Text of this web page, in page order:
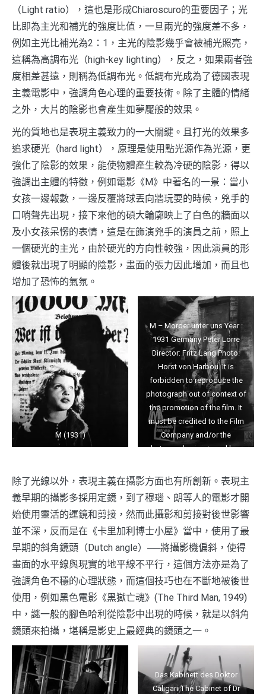
（Light ratio），這也是形成Chiaroscuro的重要因子；光
比即為主光和補光的強度比值，一旦兩光的強度差不多，
例如主光比補光為2：1，主光的陰影幾乎會被補光照亮，
這稱為高調布光（high-key lighting），反之，如果兩者強
度相差甚遠，則稱為低調布光。低調布光成為了德國表現
主義電影中，強調角色心理的重要技術。除了主體的情緒
之外，大片的陰影也會產生如夢魘般的效果。
光的質地也是表現主義致力的一大關鍵。且打光的效果多
追求硬光（hard light），原理是使用點光源作為光源，更
強化了陰影的效果，能使物體產生較為冷硬的陰影，得以
強調出主體的特徵，例如電影《M》中著名的一景：當小
女孩一邊報數，一邊反覆將球丟向牆玩耍的時候，兇手的
口哨聲先出現，接下來他的碩大輪廓映上了白色的牆面以
及小女孩呆愣的表情，這是在飾演兇手的演員之前，照上
一個硬光的主光，由於硬光的方向性較強，因此演員的形
體後就出現了明顯的陰影，畫面的張力因此增加，而且也
增加了恐怖的氣氛。
M (1931)
M – Morder unter uns Year :
1931 Germany Peter Lorre
Director: Fritz Lang Photo:
Horst von Harbou. It is
forbidden to reproduce the
photograph out of context of
the promotion of the film. It
must be credited to the Film
Company and/or the
photographer assigned by or
set by the Film Company.
Photo12 does not grant
publicity rights of the persons
represented.
除了光線以外，表現主義在攝影方面也有所創新。表現主
義早期的攝影多採用定鏡，到了穆瑙、朗等人的電影才開
始使用靈活的運鏡和剪接，然而此攝影和剪接對後世影響
並不深，反而是在《卡里加利博士小屋》當中，使用了最
早期的斜角鏡頭（Dutch angle）──將攝影機偏斜，使得
畫面的水平線與現實的地平線不平行，這個方法亦是為了
強調角色不穩的心理狀態，而這個技巧也在不斷地被後世
使用，例如黑色電影《黑獄亡魂》(The Third Man, 1949)
中，謎一般的腳色哈利從陰影中出現的時候，就是以斜角
鏡頭來拍攝，堪稱是影史上最經典的鏡頭之一。
Das Kabinett des Doktor
Caligari The Cabinet of Dr